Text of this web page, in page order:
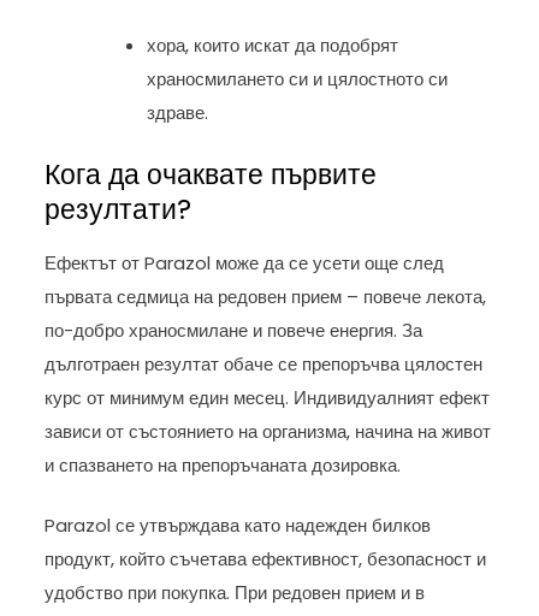
хора, които искат да подобрят
храносмилането си и цялостното си
здраве.
Кога да очаквате първите
резултати?
Ефектът от Parazol може да се усети още след
първата седмица на редовен прием – повече лекота,
по-добро храносмилане и повече енергия. За
дълготраен резултат обаче се препоръчва цялостен
курс от минимум един месец. Индивидуалният ефект
зависи от състоянието на организма, начина на живот
и спазването на препоръчаната дозировка.
Parazol се утвърждава като надежден билков
продукт, който съчетава ефективност, безопасност и
удобство при покупка. При редовен прием и в